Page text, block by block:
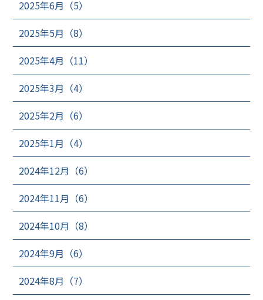
2025年6月（5）
2025年5月（8）
2025年4月（11）
2025年3月（4）
2025年2月（6）
2025年1月（4）
2024年12月（6）
2024年11月（6）
2024年10月（8）
2024年9月（6）
2024年8月（7）